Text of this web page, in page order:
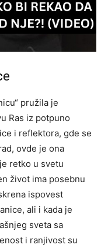
pružila je
Ras iz potpuno
i reflektora, gde se
ovde je ona
retko u svetu
život ima posebnu
ispovest
ali i kada je
sveta sa
i ranjivost su